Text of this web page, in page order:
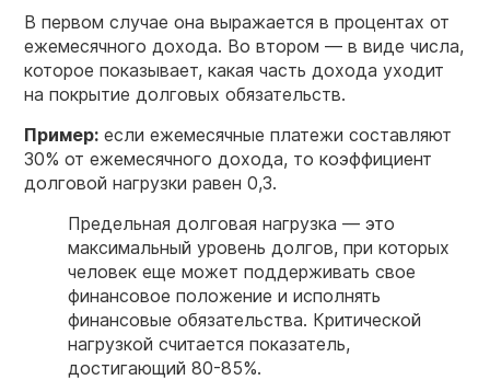
В первом случае она выражается в процентах от
ежемесячного дохода. Во втором — в виде числа,
которое показывает, какая часть дохода уходит
на покрытие долговых обязательств.
Пример: если ежемесячные платежи составляют
30% от ежемесячного дохода, то коэффициент
долговой нагрузки равен 0,3.
Предельная долговая нагрузка — это
максимальный уровень долгов, при которых
человек еще может поддерживать свое
финансовое положение и исполнять
финансовые обязательства. Критической
нагрузкой считается показатель,
достигающий 80-85%.